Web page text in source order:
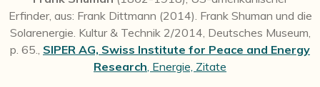
Erfinder, aus: Frank Dittmann (2014). Frank Shuman und die
Solarenergie. Kultur & Technik 2/2014, Deutsches Museum,
p. 65., SIPER AG, Swiss Institute for Peace and Energy
Research, Energie, Zitate